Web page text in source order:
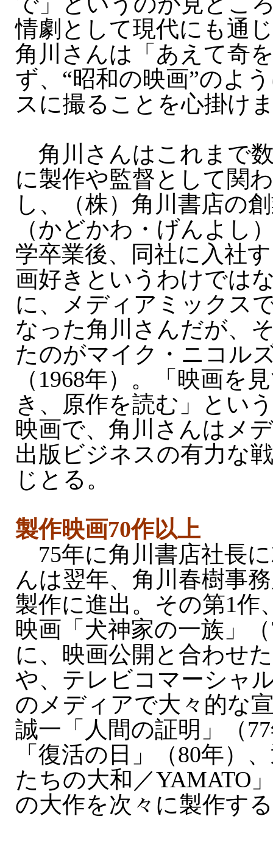
情劇として現代にも通
角川さんは「あえて奇
ず、“昭和の映画”のよ
スに撮ることを心掛け
角川さんはこれまで
に製作や監督として関
し、（株）角川書店の
（かどかわ・げんよし
学卒業後、同社に入社
画好きというわけで
に、メディアミックス
なった角川さんだが、
たのがマイク・ニコル
（1968年）。「映画を
き、原作を読む」とい
映画で、角川さんはメ
出版ビジネスの有力な
じとる。
製作映画70作以上
75年に角川書店社長
んは翌年、角川春樹事
製作に進出。その第1作
映画「犬神家の一族」
に、映画公開と合わせ
や、テレビコマーシャ
のメディアで大々的な
誠一「人間の証明」（
「復活の日」（80年）
たちの大和／YAMATO
の大作を次々に製作す